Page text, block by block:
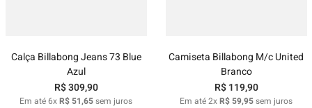
Calça Billabong Jeans 73 Blue
Azul
R$309,90
Em até6xR$ 51,65sem juros
Camiseta Billabong M/c United
Branco
R$ 119,90
Em até2xR$ 59,95sem juros